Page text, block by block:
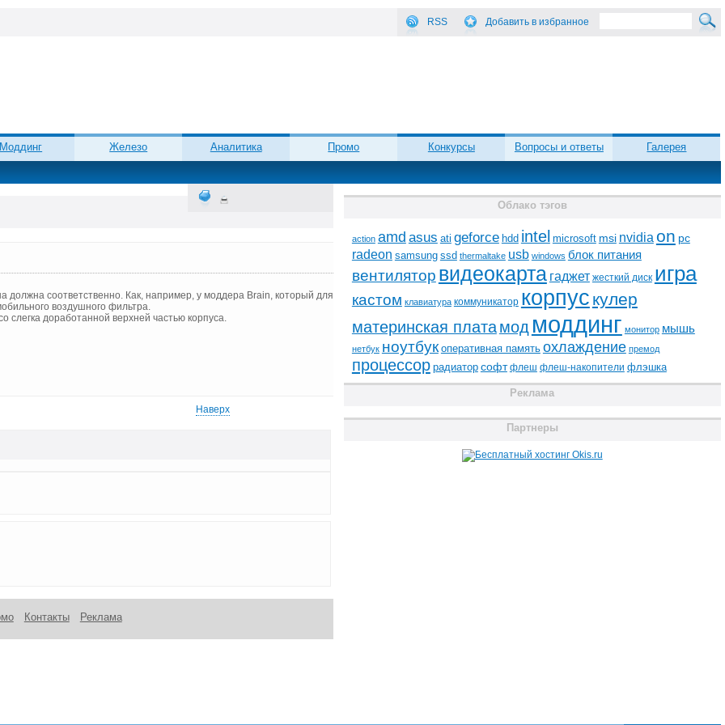
RSS Добавить в избранное
Моддинг Железо Аналитика Промо Конкурсы Вопросы и ответы
Галерея
должна соответственно. Как, например, у моддера Brain, который для
воздушного фильтра.
слегка доработанной верхней частью корпуса.
Наверх
Контакты Реклама
Облако тэгов
action amd asus ati geforce hdd intel microsoft msi nvidia on pc
radeon samsung ssd thermaltake usb windows блок питания
вентилятор видеокарта гаджет жесткий диск игра
кастом клавиатура коммуникатор корпус кулер
материнская платамод моддинг монитор мышь
нетбук ноутбук оперативная память охлаждение премод
процессор радиатор софт флеш флеш-накопители флэшка
Реклама
Партнеры